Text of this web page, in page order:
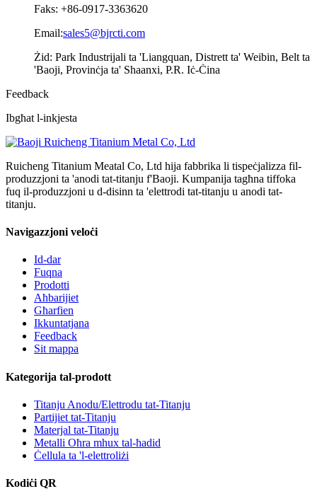
Faks: +86-0917-3363620
Email:sales5@bjrcti.com
Żid: Park Industrijali ta 'Liangquan, Distrett ta' Weibin, Belt ta
'Baoji, Provinċja ta' Shaanxi, P.R. Iċ-Ċina
Feedback
Ibgħat l-inkjesta
Ruicheng Titanium Meatal Co, Ltd hija fabbrika li tispeċjalizza fil-
produzzjoni ta 'anodi tat-titanju f'Baoji. Kumpanija tagħna tiffoka
fuq il-produzzjoni u d-disinn ta 'elettrodi tat-titanju u anodi tat-
titanju.
Navigazzjoni veloċi
Id-dar
Fuqna
Prodotti
Aħbarijiet
Għarfien
Ikkuntatjana
Feedback
Sit mappa
Kategorija tal-prodott
Titanju Anodu/Elettrodu tat-Titanju
Partijiet tat-Titanju
Materjal tat-Titanju
Metalli Oħra mhux tal-ħadid
Ċellula ta 'l-elettroliżi
Kodiċi QR